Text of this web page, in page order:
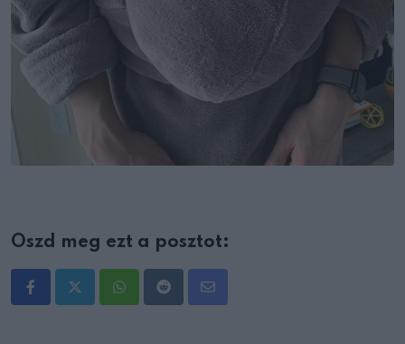
Oszd meg ezt a posztot:
WhatsappRedditShare